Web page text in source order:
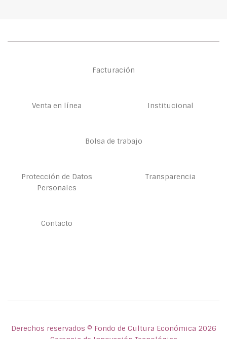
Facturación
Venta en línea Institucional
Bolsa de trabajo
Protección de Datos
Personales
Transparencia
Contacto
Derechos reservados © Fondo de Cultura Económica 2026